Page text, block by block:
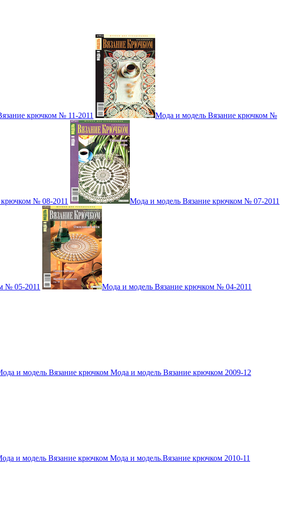
крючком № 11-2011 Мода и модель Вязание крючком №
№ 08-2011 Мода и модель Вязание крючком № 07-2011
№ 05-2011 Мода и модель Вязание крючком № 04-2011
и модель Вязание крючком Мода и модель Вязание крючком 2009-12
и модель Вязание крючком Мода и модель.Вязание крючком 2010-11